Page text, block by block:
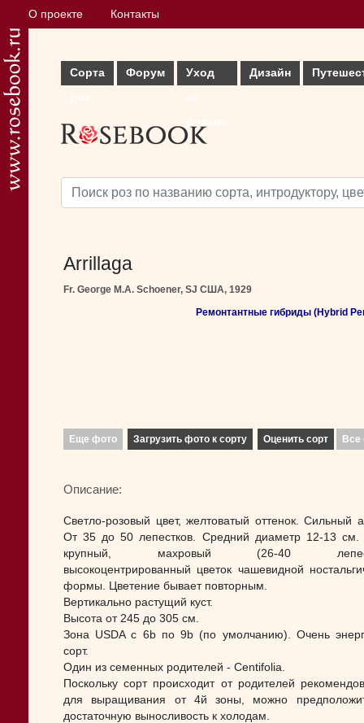
О проекте Контакты
Сорта
Форум
Уход
Дизайн
Arrillaga
Fr. George M.A. Schoener, SJ США, 1929
Ремонтантные гибриды (Hybrid
Еще фото Загрузить фото к сорту Оценить сорт Все
Описание:
Светло-розовый цвет, желтоватый оттенок. Сильный
От 35 до 50 лепестков. Средний диаметр 12-13 см.
крупный, махровый (26-40
высокоцентрированный цветок чашевидной
формы. Цветение бывает повторным.
Вертикально растущий куст.
Высота от 245 до 305 см.
Зона USDA с 6b по 9b (по умолчанию). Очень
сорт.
Один из семенных родителей - Centifolia.
Поскольку сорт происходит от родителей
для выращивания от 4й зоны, можно
достаточную выносливость к холодам.